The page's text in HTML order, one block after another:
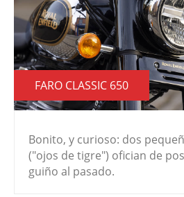
FARO CLASSIC 650
Bonito, y curioso: dos
("ojos de tigre") ofician de
guiño al pasado.